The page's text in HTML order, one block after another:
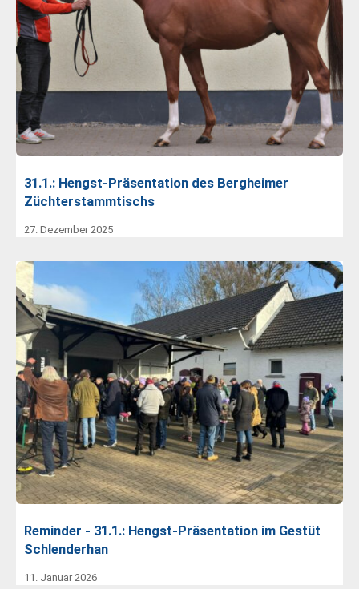
31.1.: Hengst-Präsentation des Bergheimer
Züchterstammtischs
27. Dezember 2025
Reminder - 31.1.: Hengst-Präsentation im Gestüt
Schlenderhan
11. Januar 2026